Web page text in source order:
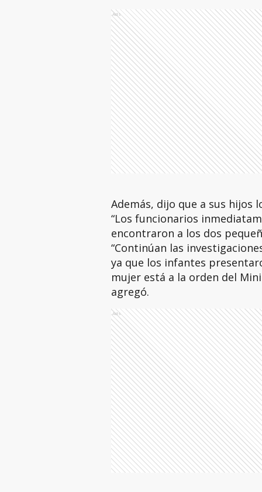
Ads
Además, dijo que a sus hijos
“Los funcionarios
encontraron a los dos
“Continúan las
ya que los infantes
mujer está a la orden del
agregó.
Ads